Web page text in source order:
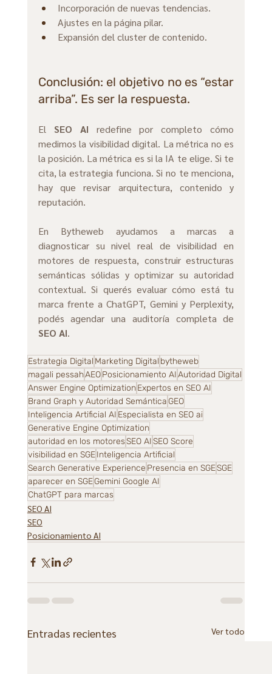
Incorporación de nuevas tendencias.
Ajustes en la página pilar.
Expansión del cluster de contenido.
Conclusión: el objetivo no es “estar
arriba”. Es ser la respuesta.
El SEO AI redefine por completo cómo
medimos la visibilidad digital. La métrica no es
la posición. La métrica es si la IA te elige. Si te
cita, la estrategia funciona. Si no te menciona,
hay que revisar arquitectura, contenido y
reputación.
En Bytheweb ayudamos a marcas a
diagnosticar su nivel real de visibilidad en
motores de respuesta, construir estructuras
semánticas sólidas y optimizar su autoridad
contextual. Si querés evaluar cómo está tu
marca frente a ChatGPT, Gemini y Perplexity,
SEO AI.
Estrategia Digital Marketing Digital bytheweb
magali pessahAEOPosicionamiento AIAutoridad Digital
Answer Engine OptimizationExpertos en SEO AI
Brand Graph y Autoridad Semántica GEO
Inteligencia Artificial AI Especialista en SEO ai
Generative Engine Optimization
autoridad en los motoresSEO AISEO Score
visibilidad en SGEInteligencia Artificial
Search Generative Experience Presencia en SGESGE
aparecer en SGEGemini Google AI
ChatGPT para marcas
SEO AI
SEO
Posicionamiento AI
Entradas recientes Ver todo